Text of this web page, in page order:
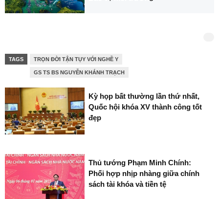
TAGS TRỌN ĐỜI TẬN TỤY VỚI NGHỀ Y
GS TS BS NGUYỄN KHÁNH TRẠCH
Kỳ họp bất thường lần thứ nhất,
Quốc hội khóa XV thành công tốt
đẹp
Thủ tướng Phạm Minh Chính:
Phối hợp nhịp nhàng giữa chính
sách tài khóa và tiền tệ